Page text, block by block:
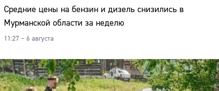
Средние цены на бензин и дизель снизились в
Мурманской области за неделю
11:27 – 6 августа